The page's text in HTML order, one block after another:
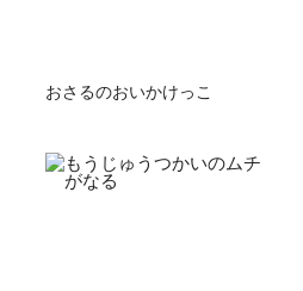
おさるのおいかけっこ